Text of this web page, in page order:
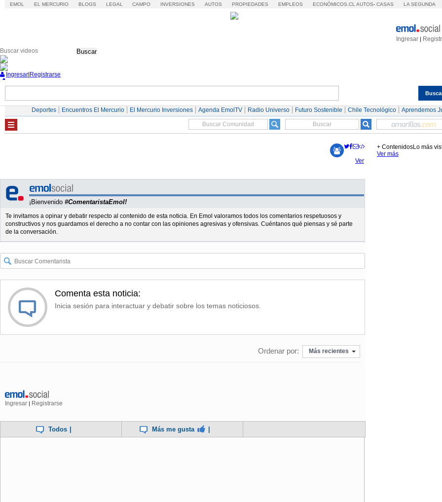
EMOL EL MERCURIO BLOGS LEGAL CAMPO INVERSIONES AUTOS PROPIEDADES EMPLEOS ECONÓMICOS.CL AUTOS- CASAS LA SEGUNDA
Ingresar |
Buscar
Ingresar Registrarse
Deportes Encuentros El Mercurio El Mercurio Inversiones Agenda EmolTV Radio Universo Futuro Sostenible Chile Tecnológico Aprendemos
¡Bienvenido #ComentaristaEmol!
Te invitamos a opinar y debatir respecto al contenido de esta noticia. En Emol valoramos todos los comentarios respetuosos y
constructivos y nos guardamos el derecho a no contar con las opiniones agresivas y ofensivas. Cuéntanos qué piensas y sé parte
de la conversación.
Comenta esta noticia:
Inicia sesión para interactuar y debatir sobre los temas noticiosos.
Ordenar por: Más recientes
Ingresar | Registrarse
Todos | Más me gusta |
Ver
Lo más
+ Contenidos
Ver más